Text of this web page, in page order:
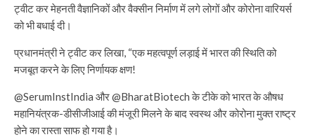
ट्वीट कर मेहनती वैज्ञानिकों और वैक्सीन निर्माण में लगे लोगों और कोरोना वारियर्स
को भी बधाई दी।
प्रधानमंत्री ने ट्वीट कर लिखा, “एक महत्वपूर्ण लड़ाई में भारत की स्थिति को
मजबूत करने के लिए निर्णायक क्षण!
@SerumInstIndia और @BharatBiotech के टीके को भारत के औषध
महानियंत्रक-डीसीजीआई की मंजूरी मिलने के बाद स्वस्थ और कोरोना मुक्त राष्ट्र
होने का रास्ता साफ हो गया है।